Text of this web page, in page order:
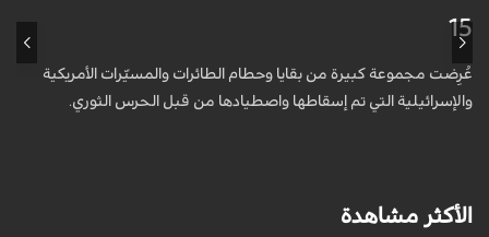
15
عُرِضت مجموعة كبيرة من بقايا وحطام الطائرات والمسيّرات الأمريكية
والإسرائيلية التي تم إسقاطها واصطيادها من قبل الحرس الثوري.
الأكثر مشاهدة